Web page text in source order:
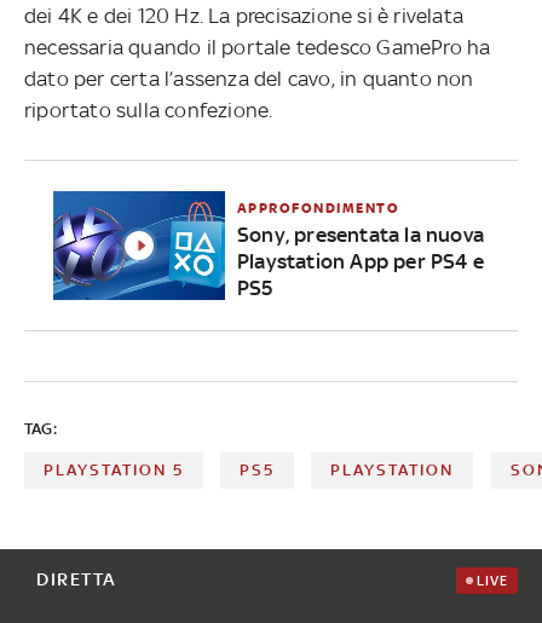
dei 4K e dei 120 Hz. La precisazione si è rivelata
necessaria quando il portale tedesco GamePro ha
dato per certa l’assenza del cavo, in quanto non
riportato sulla confezione.
APPROFONDIMENTO
Sony, presentata la nuova
Playstation App per PS4 e
PS5
TAG:
PLAYSTATION 5 PS5 PLAYSTATION
DIRETTA LIVE